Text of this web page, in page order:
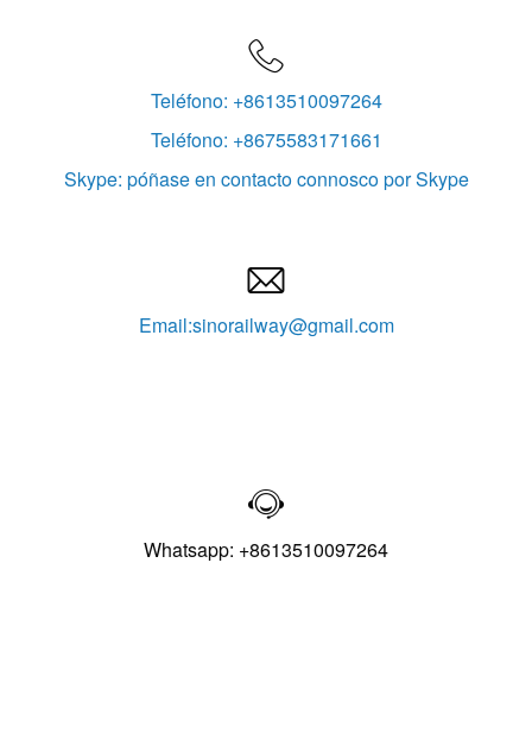

Teléfono: +8613510097264
Teléfono: +8675583171661
Skype: póñase en contacto connosco por Skype

Email:sinorailway@gmail.com

Whatsapp: +8613510097264